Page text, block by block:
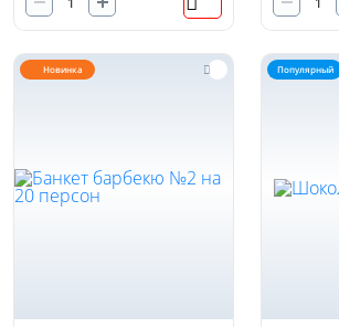
Новинка Популярный